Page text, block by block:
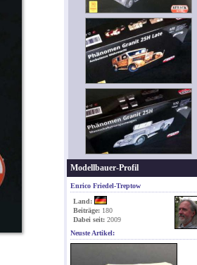
Modellbauer-Profil
Enrico Friedel-Treptow
Land:
Beiträge: 180
Dabei seit: 2009
Neuste Artikel: